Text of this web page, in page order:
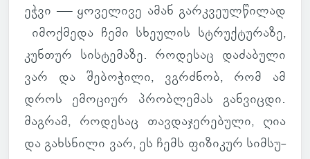
ეჭვი — ყო­ვე­ლივე ამან გარ­კვე­ულ­წი­ლად
იმოქ­მედა ჩემი სხე­უ­ლის სტრუქ­ტუ­რაზე,
კუნ­თურ სის­ტე­მაზე. რო­დე­საც და­ძა­ბული
ვარ და შე­ბო­ჭილი, ვგრძნობ, რომ ამ
დროს ემო­ციურ პრობ­ლე­მას გან­ვიცდი.
მაგ­რამ, რო­დე­საც თავ­და­ჯე­რე­ბული, ღია
და გახ­სნილი ვარ, ეს ჩემს ფი­ზი­კურ სიმ­სუ­